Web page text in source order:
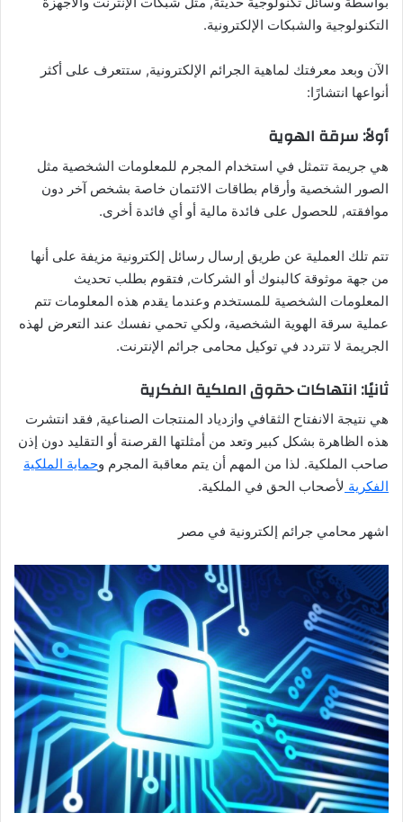
التكنولوجية والشبكات الإلكترونية.
الآن وبعد معرفتك لماهية الجرائم الإلكترونية, ستتعرف على أكثر
أنواعها انتشارًا:
أولاً: سرقة الهوية
هي جريمة تتمثل في استخدام المجرم للمعلومات الشخصية مثل
الصور الشخصية وأرقام بطاقات الائتمان خاصة بشخص آخر دون
موافقته, للحصول على فائدة مالية أو أي فائدة أخرى.
تتم تلك العملية عن طريق إرسال رسائل إلكترونية مزيفة على أنها
من جهة موثوقة كالبنوك أو الشركات, فتقوم بطلب تحديث
المعلومات الشخصية للمستخدم وعندما يقدم هذه المعلومات تتم
عملية سرقة الهوية الشخصية، ولكي تحمي نفسك عند التعرض لهذه
الجريمة لا تتردد في توكيل محامى جرائم الإنترنت.
ثانيًا: انتهاكات حقوق الملكية الفكرية
هي نتيجة الانفتاح الثقافي وازدياد المنتجات الصناعية, فقد انتشرت
هذه الظاهرة بشكل كبير وتعد من أمثلتها القرصنة أو التقليد دون إذن
صاحب الملكية. لذا من المهم أن يتم معاقبة المجرم وحماية الملكية
الفكرية لأصحاب الحق في الملكية.
اشهر محامي جرائم إلكترونية في مصر